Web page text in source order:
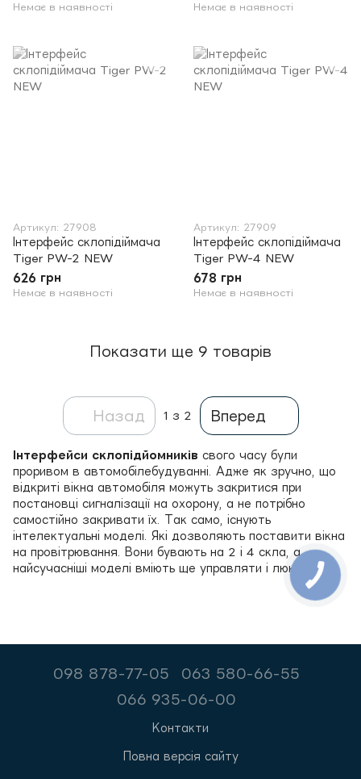
Немає в наявності
Немає в наявності
Артикул: 27908
Інтерфейс склопідіймача
Tiger PW-2 NEW
626 грн
Немає в наявності
Артикул: 27909
Інтерфейс склопідіймача
Tiger PW-4 NEW
678 грн
Немає в наявності
Показати ще 9 товарів
Назад 1 з 2 Вперед
Інтерфейси склопідйомників свого часу були
проривом в автомобілебудуванні. Адже як зручно, що
відкриті вікна автомобіля можуть закритися при
постановці сигналізації на охорону, а не потрібно
самостійно закривати їх. Так само, існують
інтелектуальні моделі. Які дозволяють поставити вікна
на провітрювання. Вони бувають на 2 і 4 скла, а
найсучасніші моделі вміють ще управляти і люком.
098 878-77-05
063 580-66-55
066 935-06-00
Контакти
Повна версія сайту